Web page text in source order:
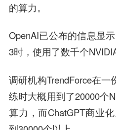
的算力。
OpenAI已公布的信息显
3时，使用了数千个
调研机构TrendForce在一
练时大概用到了20000个
算力，而ChatGPT商业